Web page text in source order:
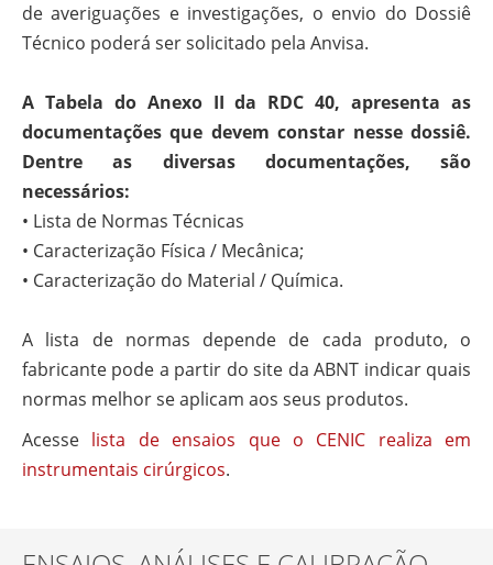
de averiguações e investigações, o envio do Dossiê
Técnico poderá ser solicitado pela Anvisa.
A Tabela do Anexo II da RDC 40, apresenta as
documentações que devem constar nesse dossiê.
Dentre as diversas documentações, são
necessários:
• Lista de Normas Técnicas
• Caracterização Física / Mecânica;
• Caracterização do Material / Química.
A lista de normas depende de cada produto, o
fabricante pode a partir do site da ABNT indicar quais
normas melhor se aplicam aos seus produtos.
Acesse lista de ensaios que o CENIC realiza em
instrumentais cirúrgicos.